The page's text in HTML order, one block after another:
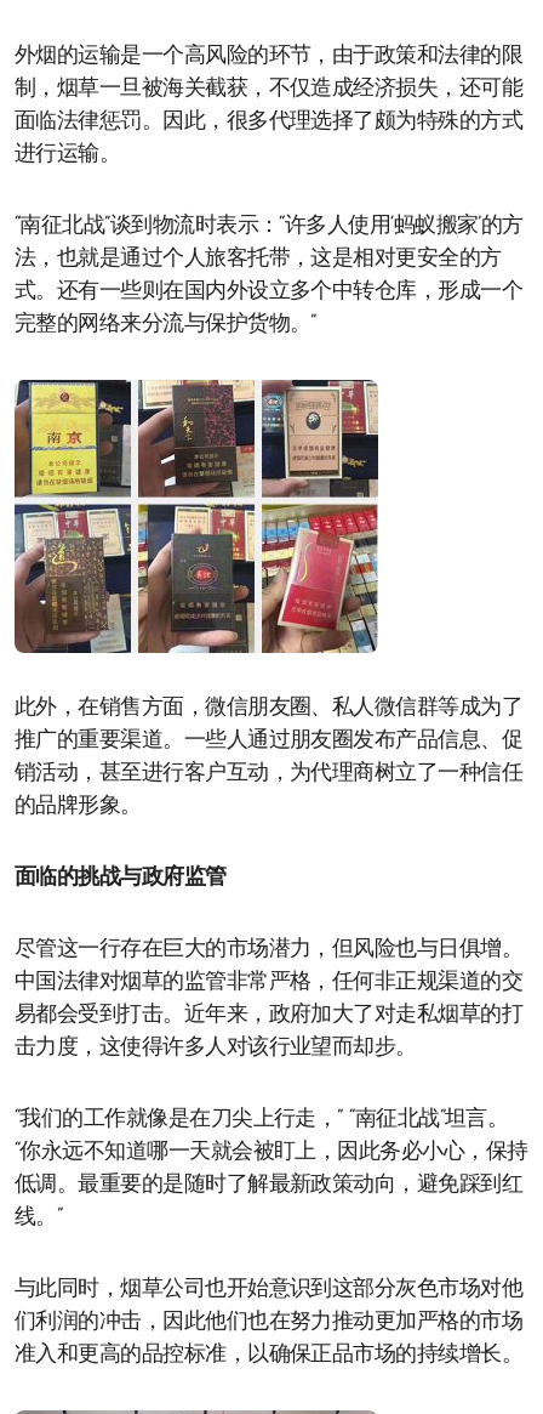
外烟的运输是一个高风险的环节，由于政策和法律的限
制，烟草一旦被海关截获，不仅造成经济损失，还可能
面临法律惩罚。因此，很多代理选择了颇为特殊的方式
进行运输。
“南征北战”谈到物流时表示：“许多人使用‘蚂蚁搬家’的方
法，也就是通过个人旅客托带，这是相对更安全的方
式。还有一些则在国内外设立多个中转仓库，形成一个
完整的网络来分流与保护货物。”
此外，在销售方面，微信朋友圈、私人微信群等成为了
推广的重要渠道。一些人通过朋友圈发布产品信息、促
销活动，甚至进行客户互动，为代理商树立了一种信任
的品牌形象。
面临的挑战与政府监管
尽管这一行存在巨大的市场潜力，但风险也与日俱增。
中国法律对烟草的监管非常严格，任何非正规渠道的交
易都会受到打击。近年来，政府加大了对走私烟草的打
击力度，这使得许多人对该行业望而却步。
“我们的工作就像是在刀尖上行走，” “南征北战”坦言。
“你永远不知道哪一天就会被盯上，因此务必小心，保持
低调。最重要的是随时了解最新政策动向，避免踩到红
线。”
与此同时，烟草公司也开始意识到这部分灰色市场对他
们利润的冲击，因此他们也在努力推动更加严格的市场
准入和更高的品控标准，以确保正品市场的持续增长。